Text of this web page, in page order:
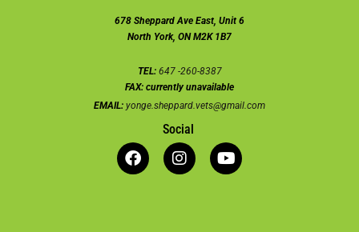
678 Sheppard Ave East, Unit 6
North York, ON M2K 1B7
TEL: 647 -260-8387
FAX: currently unavailable
EMAIL: yonge.sheppard.vets@gmail.com
Social